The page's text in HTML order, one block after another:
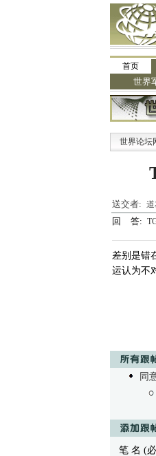
首页
世界
世界论坛
送交者:
回 答:
差别是错
运认为不
同
笔 名 (